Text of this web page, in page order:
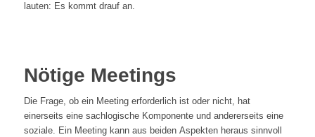
lauten: Es kommt drauf an.
Nötige Meetings
Die Frage, ob ein Meeting erforderlich ist oder nicht, hat
einerseits eine sachlogische Komponente und andererseits eine
soziale. Ein Meeting kann aus beiden Aspekten heraus sinnvoll